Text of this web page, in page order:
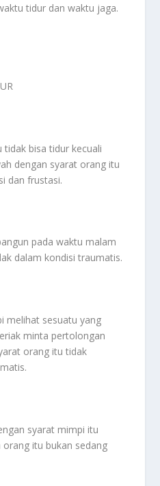
tidur dan waktu jaga.
tidak bisa tidur kecuali
dengan syarat orang itu
dan frustasi.
pada waktu malam
dalam kondisi traumatis.
melihat sesuatu yang
minta pertolongan
orang itu tidak
syarat mimpi itu
itu bukan sedang